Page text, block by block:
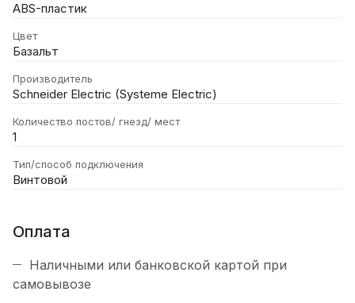
ABS-пластик
Цвет
Базальт
Производитель
Schneider Electric (Systeme Electric)
Количество постов/ гнезд/ мест
1
Тип/способ подключения
Винтовой
Оплата
Наличными или банковской картой при
самовывозе